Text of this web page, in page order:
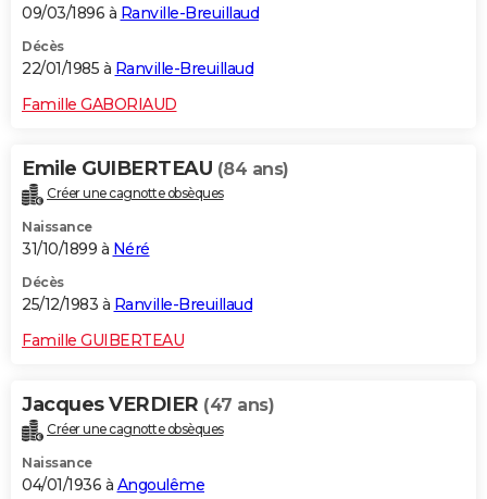
09/03/1896 à Ranville-Breuillaud
Décès
22/01/1985 à Ranville-Breuillaud
Famille GABORIAUD
Emile GUIBERTEAU (84 ans)
Créer une cagnotte obsèques
Naissance
31/10/1899 à Néré
Décès
25/12/1983 à Ranville-Breuillaud
Famille GUIBERTEAU
Jacques VERDIER (47 ans)
Créer une cagnotte obsèques
Naissance
04/01/1936 à Angoulême